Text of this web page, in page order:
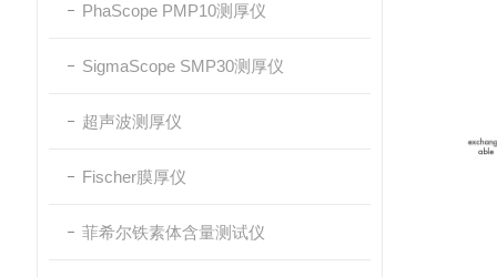
PhaScope PMP10测厚仪
SigmaScope SMP30测厚仪
超声波测厚仪
Fischer膜厚仪
菲希尔铁素体含量测试仪